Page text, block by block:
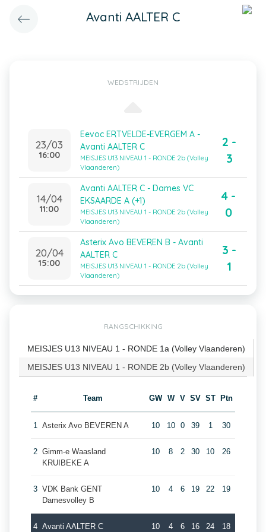
Avanti AALTER C
WEDSTRIJDEN
23/03
16:00
Eevoc ERTVELDE-EVERGEM A -
Avanti AALTER C
MEISJES U13 NIVEAU 1 - RONDE 2b (Volley
Vlaanderen)
2 -
3
14/04
11:00
Avanti AALTER C - Dames VC
EKSAARDE A (+1)
MEISJES U13 NIVEAU 1 - RONDE 2b (Volley
Vlaanderen)
4 -
0
20/04
15:00
Asterix Avo BEVEREN B - Avanti
AALTER C
MEISJES U13 NIVEAU 1 - RONDE 2b (Volley
Vlaanderen)
3 -
1
RANGSCHIKKING
MEISJES U13 NIVEAU 1 - RONDE 1a (Volley Vlaanderen)
MEISJES U13 NIVEAU 1 - RONDE 2b (Volley Vlaanderen)
# Team GW W V SV ST Ptn
1 Asterix Avo BEVEREN A 10 10 0 39 1 30
2 Gimm-e Waasland
KRUIBEKE A
10 8 2 30 10 26
3 VDK Bank GENT
Damesvolley B
10 4 6 19 22 19
4 Avanti AALTER C 10 4 6 16 24 18